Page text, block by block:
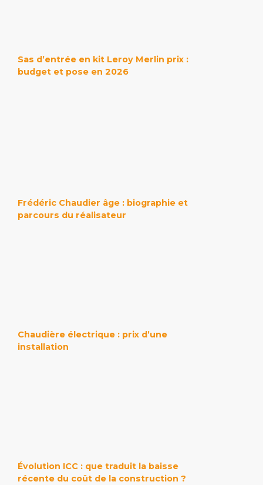
Sas d’entrée en kit Leroy Merlin prix :
budget et pose en 2026
Frédéric Chaudier âge : biographie et
parcours du réalisateur
Chaudière électrique : prix d’une
installation
Évolution ICC : que traduit la baisse
récente du coût de la construction ?